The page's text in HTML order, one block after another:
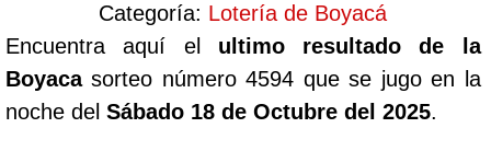
Categoría: Lotería de Boyacá
Encuentra aquí el ultimo resultado de la
Boyacasorteo número 4594 que se jugo en la
noche del Sábado 18 de Octubre del 2025.